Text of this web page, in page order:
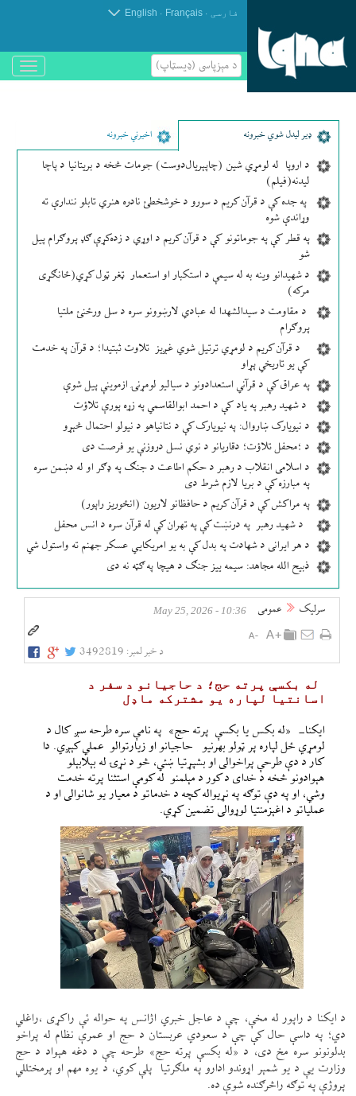
فارسی .
Français
.
English
د مېزپاسى (ډیسټاپ)
باز
و
ډير لیدل شوي خبرونه اخیرني خبرونه
د اروپا له لومړي شین (چاپېریال‌دوست) جومات څخه د بریتانیا د پاچا
لیدنه(فیلم)
په جده کې د قرآن کریم د سورو د خوشخطئ نادره هنري تابلو نندارې ته
وړاندې شوه
په قطر کې په جوماتونو کې د قرآن کریم د اوړي د زده‌کړې ګډ پروګرام پیل
شو
د شهیدانو وینه به له سیمې د استکبار او استعمار ټغر ټول کړي(ځانګړی
مرکه)
د مقاومت د سیدالشهدا له عبادي لارښوونو سره د سل ورځنئ ملتیا
پروګرام
د قرآن کریم د لومړي ترتیل شوي غږیز تلاوت ثبتیدا؛ د قرآن په خدمت
کې یو تاریخي پړاو
په عراق کې د قرآني استعدادونو د سیالیو لومړنۍ ازموینې پیل شوې
د شهید رهبر په یاد کې د احمد ابوالقاسمي په زړه پورې تلاؤت
د نیویارک ښاروال: په نیویارک کې د نتانیاهو د نیولو احتمال څېړو
د ؛محفل تلاؤت؛ دقاریانو د نوي نسل دروزنې یو فرصت دی
د اسلامی انقلاب د رهبر د حکم اطاعت د جنګ په ډګر او له دښمن سره
په مبارزه کې د بریا لازم شرط دی
په مراکش کې د قرآن کریم د حافظانو لاریون (انځوریز راپور)
د شهید رهبر په درنښت کې په تهران کې له قرآن سره د انس محفل
د هر ایرانی د شهادت په بدل کې به یو امریکایي عسکر جهنم ته واستول شي
ذبیح الله مجاهد: سیمه ییز جنګ د هیچا په ګټه نه دی
سرلیک عمومی 10:36 - May 25, 2026
د خبر لمبر: 3492819
له بکسې پرته حج؛ د حاجیانو د سفر د
اسانتیا لپاره یو مشترکه ماډل
ایکنا- «له بکس یا بکسې پرته حج» په نامې سره طرحه سږ کال د
لومړي ځل لپاره پر ټولو بهرنیو حاجیانو او زیارتوالو عملي کېږي. دا
کار د دې طرحې پراخوالی او بشپړتیا ښئي، څو د نړۍ له بېلابېلو
هېوادونو څخه د خدای د کور د مېلمنو له کومې استثنا پرته خدمت
وشي، او په دې توګه په نړیواله کچه د خدماتو د معیار یو شانوالی او د
عملیاتو د اغېزمنتیا لوړوالی تضمین کړي.
د ایکنا د راپور له مخې، چې د عاجل خبري اژانس په حواله ئې راکړی ،راغلي
دي؛ په داسې حال کې چې د سعودي عربستان د حج او عمرې نظام له پراخو
بدلونونو سره مخ دی، د «له بکسې پرته حج» طرحه چې د دغه هېواد د حج
وزارت یې د یو شمېر اړوندو ادارو په ملګرتیا پلې کوي، د یوه مهم او پرمختللي
پروژې په توګه راڅرګنده شوې ده.